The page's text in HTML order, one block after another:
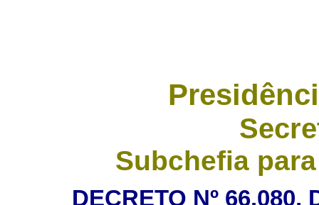
Subchefia
DECRETO Nº 66.080,